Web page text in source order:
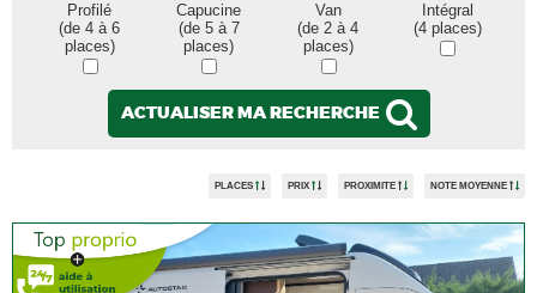
Profilé
(de 4 à 6
places)
Capucine
(de 5 à 7
places)
Van
(de 2 à 4
places)
Intégral
(4 places)
ACTUALISER MA RECHERCHE
PLACES PRIX PROXIMITE NOTE MOYENNE